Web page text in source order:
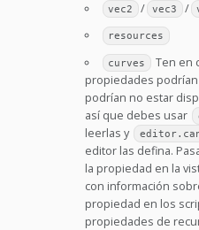
vec2 / vec3 /
resources
curves
Ten en
propiedades
podrían no estar
así que debes usar
leerlas y
editor las defina.
la propiedad en la
con información
propiedad en los
propiedades de